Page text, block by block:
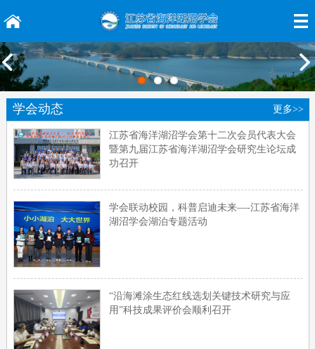
学会动态 更多>>
江苏省海洋湖沼学会第十二次会员代表大会
暨第九届江苏省海洋湖沼学会研究生论坛成
功召开
学会联动校园，科普启迪未来—-江苏省海洋
湖沼学会湖泊专题活动
“沿海滩涂生态红线选划关键技术研究与应
用”科技成果评价会顺利召开